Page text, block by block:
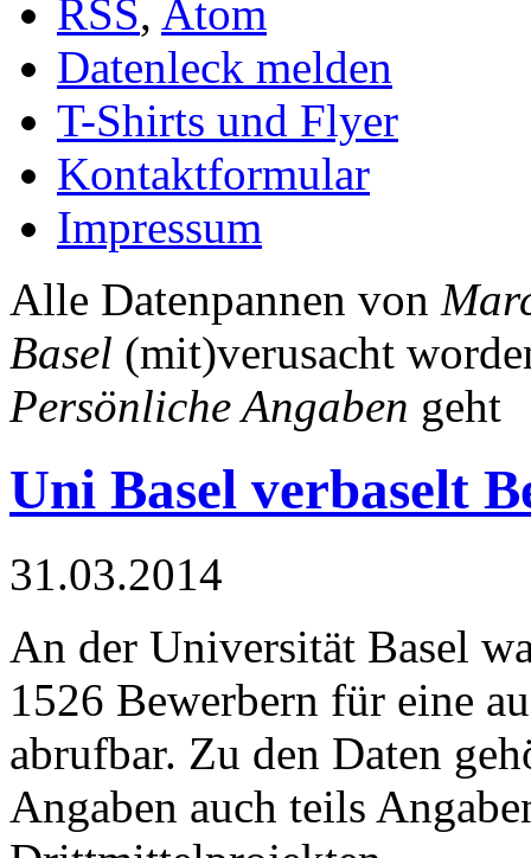
RSS, Atom
Datenleck melden
T-Shirts und Flyer
Kontaktformular
Impressum
Alle Datenpannen von
Basel (mit)verusacht
Persönliche Angaben geht
Uni Basel verbaselt
31.03.2014
An der Universität Basel
1526 Bewerbern für eine
abrufbar. Zu den Daten
Angaben auch teils